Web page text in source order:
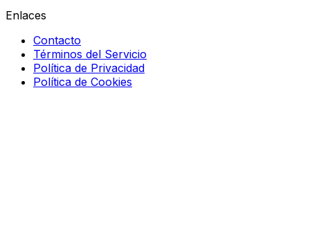
Enlaces
Contacto
Términos del Servicio
Política de Privacidad
Política de Cookies